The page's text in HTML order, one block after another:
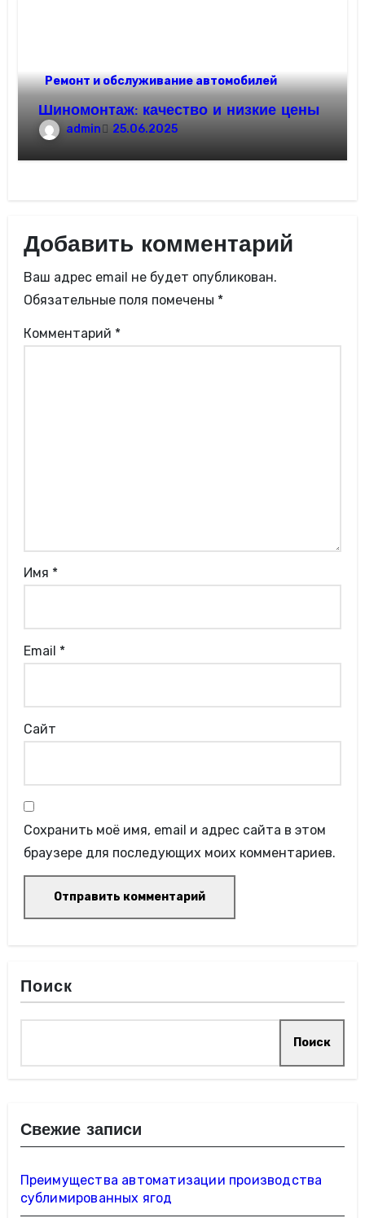
Ремонт и обслуживание автомобилей
Шиномонтаж: качество и низкие цены
admin 25.06.2025
Добавить комментарий
Ваш адрес email не будет опубликован.
Обязательные поля помечены *
Комментарий *
Имя *
Email *
Сайт
Сохранить моё имя, email и адрес сайта в этом
браузере для последующих моих комментариев.
Поиск
Поиск
Свежие записи
Преимущества автоматизации производства
сублимированных ягод